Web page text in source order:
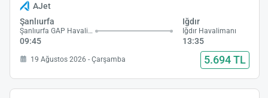
AJet
Şanlıurfa
Şanlıurfa GAP Havalimanı
09:45
Iğdır
Iğdır Havalimanı
13:35
19 Ağustos 2026 - Çarşamba 5.694 TL